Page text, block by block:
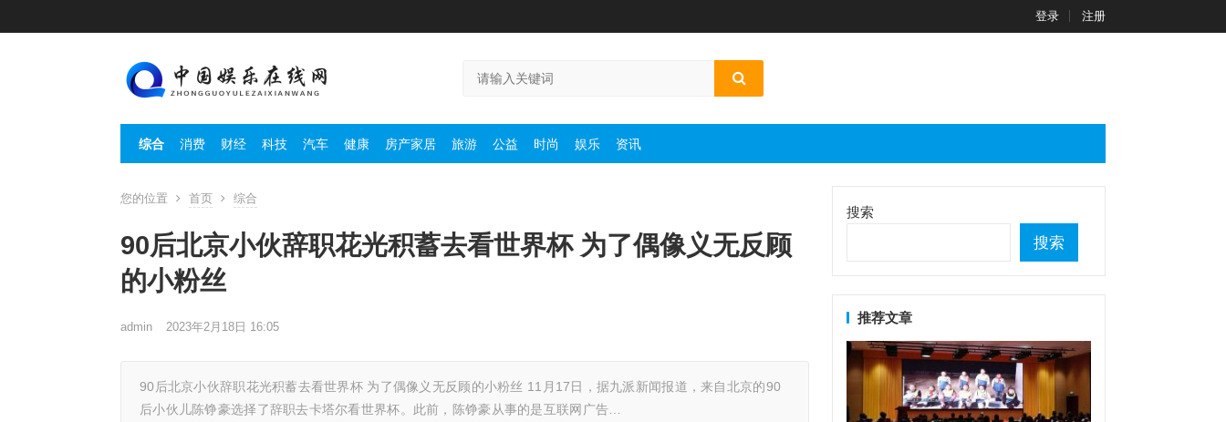
登录 注册
综合 消费 财经 科技 汽车 健康 房产家居 旅游 公益 时尚 娱乐 资讯
您的位置 首页 综合
90后北京小伙辞职花光积蓄去看世界杯 为了偶像义无反顾
的小粉丝
admin 2023年2月18日 16:05
90后北京小伙辞职花光积蓄去看世界杯 为了偶像义无反顾的小粉丝 11月17日，据九派新闻报道，来自北京的90
后小伙儿陈铮豪选择了辞职去卡塔尔看世界杯。此前，陈铮豪从事的是互联网广告…
搜索
搜索
推荐文章